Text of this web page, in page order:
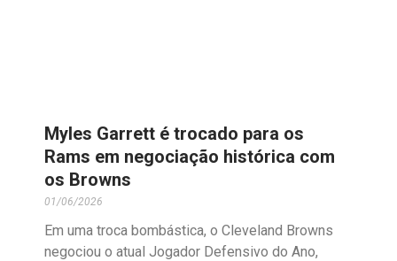
Myles Garrett é trocado para os
Rams em negociação histórica com
os Browns
01/06/2026
Em uma troca bombástica, o Cleveland Browns
negociou o atual Jogador Defensivo do Ano,